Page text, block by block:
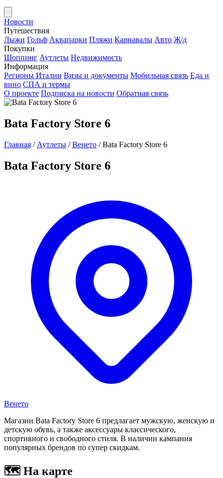
Новости
Путешествия
Лыжи Гольф Аквапарки Пляжи Карнавалы Авто Ж/д
Покупки
Шоппинг Аутлеты Недвижимость
Информация
Регионы Италии Визы и документы Мобильная связь Еда и
вино СПА и термы
О проекте Подписка на новости Обратная связь
Bata Factory Store 6
Главная / Аутлеты / Венето / Bata Factory Store 6
Bata Factory Store 6
Венето
Магазин Bata Factory Store 6 предлагает мужскую, женскую и
детскую обувь, а также аксессуары классического,
спортивного и свободного стиля. В наличии кампания
популярных брендов по супер скидкам.
🗺 На карте